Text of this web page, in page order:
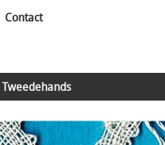
Contact
Tweedehands